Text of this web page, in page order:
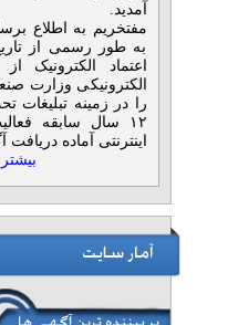
آمدید.
مفتخریم به اطلاع
اعتماد
الکترونیکی وزارت
را در زمینه تبلیغات
۱۲ سال سابقه
اینترنتی آماده
بیشتر